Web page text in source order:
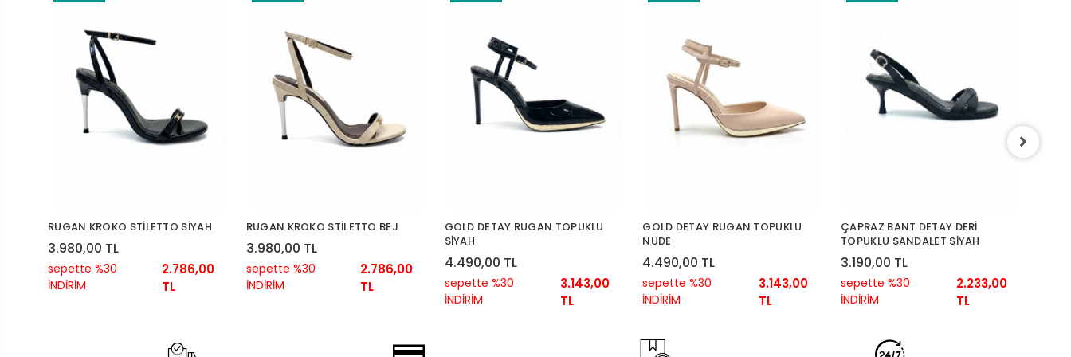
RUGAN KROKO STİLETTO SİYAH
3.980,00 TL
sepette %30
İNDİRİM
2.786,00
TL
RUGAN KROKO STİLETTO BEJ
3.980,00 TL
sepette %30
İNDİRİM
2.786,00
TL
GOLD DETAY RUGAN TOPUKLU
SİYAH
4.490,00 TL
sepette %30
İNDİRİM
3.143,00
TL
GOLD DETAY RUGAN TOPUKLU
NUDE
4.490,00 TL
sepette %30
İNDİRİM
3.143,00
TL
ÇAPRAZ BANT DETAY DERİ
TOPUKLU SANDALET SİYAH
3.190,00 TL
sepette %30
İNDİRİM
2.233,00
TL